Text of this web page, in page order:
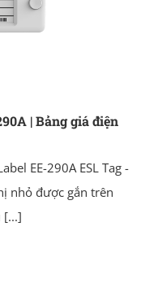
| Bảng giá điện
EE-290A ESL Tag -
nhỏ được gắn trên
[...]